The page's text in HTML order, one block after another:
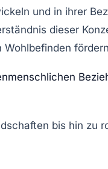
und in ihrer
dieser
Wohlbefinden